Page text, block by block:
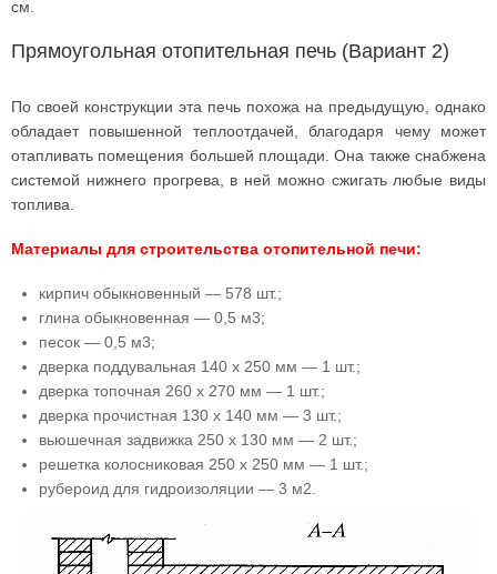
см.
Прямоугольная отопительная печь (Вариант 2)
По своей конструкции эта печь похожа на предыдущую, однако
обладает повышенной теплоотдачей, благодаря чему может
отапливать помещения большей площади. Она также снабжена
системой нижнего прогрева, в ней можно сжигать любые виды
топлива.
Материалы для строительства отопительной печи:
кирпич обыкновенный — 578 шт.;
глина обыкновенная — 0,5 м3;
песок — 0,5 м3;
дверка поддувальная 140 х 250 мм — 1 шт.;
дверка топочная 260 х 270 мм — 1 шт.;
дверка прочистная 130 х 140 мм — 3 шт.;
вьюшечная задвижка 250 х 130 мм — 2 шт.;
решетка колосниковая 250 х 250 мм — 1 шт.;
рубероид для гидроизоляции — 3 м2.